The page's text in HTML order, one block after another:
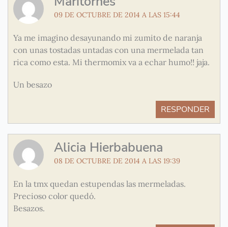
09 DE OCTUBRE DE 2014 A LAS 15:44
Ya me imagino desayunando mi zumito de naranja
con unas tostadas untadas con una mermelada tan
rica como esta. Mi thermomix va a echar humo!! jaja.
Un besazo
RESPONDER
Alicia Hierbabuena
08 DE OCTUBRE DE 2014 A LAS 19:39
En la tmx quedan estupendas las mermeladas.
Precioso color quedó.
Besazos.